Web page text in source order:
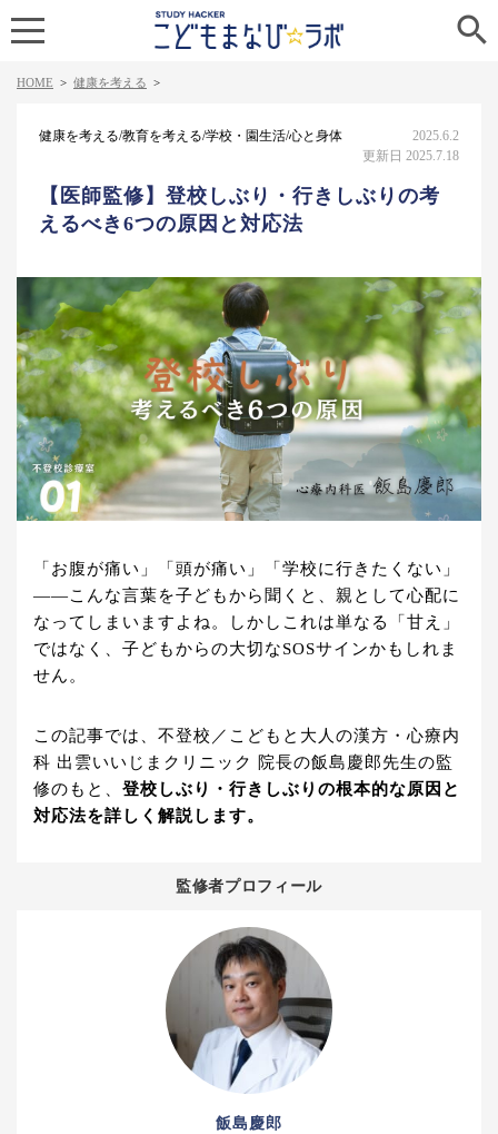

HOME > 健康を考える >
健康を考える/教育を考える/学校・園生活/心と身体
2025.6.2
更新日 2025.7.18
【医師監修】登校しぶり・行きしぶりの考
えるべき6つの原因と対応法
「お腹が痛い」「頭が痛い」「学校に行きたくない」
——こんな言葉を子どもから聞くと、親として心配に
なってしまいますよね。しかしこれは単なる「甘え」
ではなく、子どもからの大切なSOSサインかもしれま
せん。
この記事では、不登校／こどもと大人の漢方・心療内
科 出雲いいじまクリニック 院長の飯島慶郎先生の監
修のもと、 登校しぶり・行きしぶりの根本的な原因と
対応法を詳しく解説します。
監修者プロフィール
飯島慶郎